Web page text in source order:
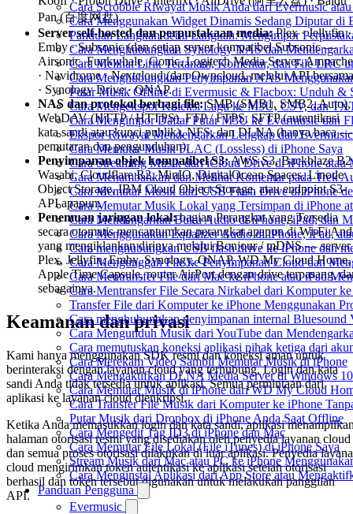
Cara Scrobble Riwayat Musik Anda dari Evermusic
Cara Menggunakan Widget Dinamis Sedang Diputar
Panduan Langkah demi Langkah: Mengimpor
Cara Menghubungkan Synology NAS dan
Cara Melihat Lirik Tertanam, Komentar, dan File LRC
Cara Menghubungkan Penyimpanan NAS
Putar Musik Offline di Evermusic & Flacbox: Unduh &
Cara Mengekspor Koleksi Lagu ke M3U, CSV, dan
Cara Mengimpor Daftar Putar M3U ke Evermusic dan
Ekspor Riwayat Mendengarkan Lengkap dari
Cara Memutar Musik FLAC (Lossless) di iPhone Saya
Cara Streaming Musik dari iCloud Drive di iPhone atau
Cara Menambahkan dan Melihat Komentar pada Trek
Cara Memutar Musik dari USB Flash Drive di iPhone
Cara Memutar Musik Lokal yang Tersimpan di iPhone
Cara Mendengarkan Buku Audio di iPhone, iPad, dan
Cara Menggunakan Equalizer Audio di iPhone, iPad,
Cara menghubungkan USB flash drive ke iPhone dan
Cara Mengunggah File ke Penyimpanan Cloud dan
Cara Mentransfer File dari Mac ke iPhone atau iPad
Cara Mentransfer File Secara Nirkabel dari Komputer
Transfer File dari Komputer ke iPhone Menggunakan
Cara menghubungkan penyimpanan internal
Cara Mengunduh Musik dari YouTube dan
Cara memutuskan koneksi aplikasi pihak ketiga dari
Cara Merekam Video Sambil Memutar Musik di iPhone
Cara Mengaktifkan DLNA Media Server di Windows
Cara Memutar Musik di iPhone dari WD My Cloud
Cara Transfer File Musik dari Komputer ke iPhone
Putar Musik dari Dropbox di iPhone Anda Saat Offline
Cara Mengedit Tag ID3 di iPhone dan Mac
Cara Memutar File Lokal (File iTunes) di iPhone Saya
Stream Musik dari Mac atau PC ke iPhone
Cara Menginstal Aplikasi dari App Store atau
Panduan Pengguna
Evermusic
Pan (百度网盘).
Server self-hosted dan perpustakaan media:Plex · Jellyfin ·
Emby · Subsonic (dan setiap server kompatibel Subsonic —
Airsonic, Funkwhale, Gonic, Logitech Media Server,
· Navidrome · Nextcloud (dan Owncloud, melalui API
· Synology Drive · QNAP.
NAS dan protokol berbagi file:SMB (SMB1, SMB2, Auto),
WebDAV (HTTP / HTTPS), FTP / FTPS, SFTP (autentikasi
kata sandi atau kunci publik), NFS, dan DLNA (hanya baca —
pemutaran dan pengunduhan).
Penyimpanan objek kompatibel S3:AWS S3, Backblaze
Wasabi, Cloudflare R2, MinIO, DigitalOcean Spaces, Linode
Object Storage, IBM Cloud Object Storage, atau endpoint S3-
API apapun.
Penemuan jaringan lokal:bagian Perangkat yang Tersedia
secara otomatis mencantumkan perangkat apapun di Wi-Fi
yang mengiklankan dirinya melalui Bonjour / mDNS — server
Plex, Jellyfin, Emby, Synology, QNAP, WD My Cloud Home,
Apple Time Capsule, router AirPort dengan drive terpasang,
sebagainya.
Keamanan dan privasi
Kami hanya menggunakan SDK resmi dan koneksi aman untuk
berinteraksi dengan layanan cloud yang terhubung. Login dan kata
sandi Anda tidak tersedia untuk aplikasi. Semua permintaan dari
aplikasi ke layanan cloud dienkripsi.
Ketika Anda memasukkan login dan kata sandi, aplikasi
halaman otorisasi resmi yang disediakan oleh penyedia layanan cloud
dan semua proses otorisasi dilakukan di luar aplikasi. Penyedia
cloud mengirimkan token autentikasi ke aplikasi setelah otorisasi
berhasil dan token tersebut digunakan untuk melakukan panggilan
API.